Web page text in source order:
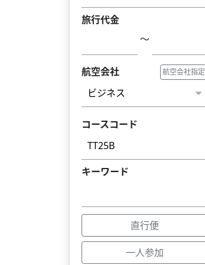
旅行代金
～
航空会社 航空会社指定
コースコード
キーワード
直行便
一人参加